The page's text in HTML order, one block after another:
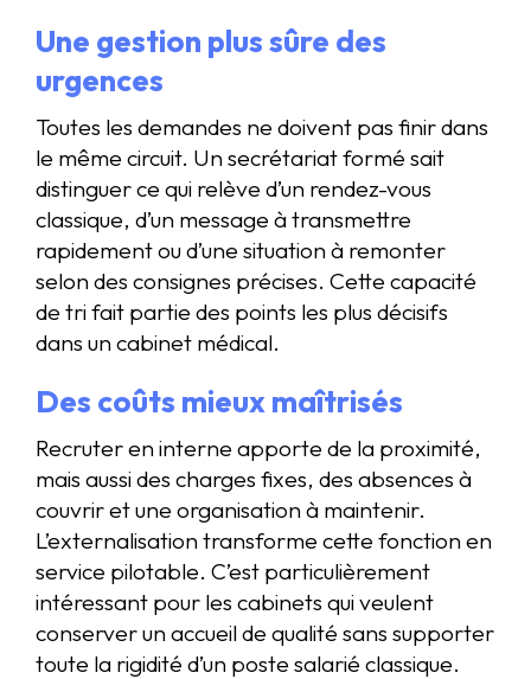
Une gestion plus sûre des
urgences
Toutes les demandes ne doivent pas finir dans
le même circuit. Un secrétariat formé sait
distinguer ce qui relève d’un rendez-vous
classique, d’un message à transmettre
rapidement ou d’une situation à remonter
selon des consignes précises. Cette capacité
de tri fait partie des points les plus décisifs
dans un cabinet médical.
Des coûts mieux maîtrisés
Recruter en interne apporte de la proximité,
mais aussi des charges fixes, des absences à
couvrir et une organisation à maintenir.
L’externalisation transforme cette fonction en
service pilotable. C’est particulièrement
intéressant pour les cabinets qui veulent
conserver un accueil de qualité sans supporter
toute la rigidité d’un poste salarié classique.